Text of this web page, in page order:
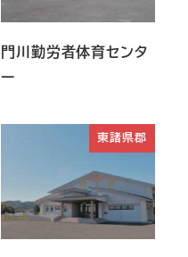
門川勤労者体育センタ
ー
東諸県郡